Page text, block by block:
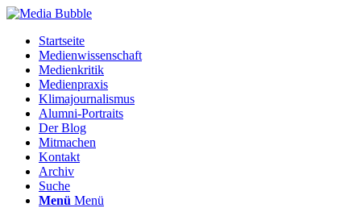
Startseite
Medienwissenschaft
Medienkritik
Medienpraxis
Klimajournalismus
Alumni-Portraits
Der Blog
Mitmachen
Kontakt
Archiv
Suche
Menü Menü